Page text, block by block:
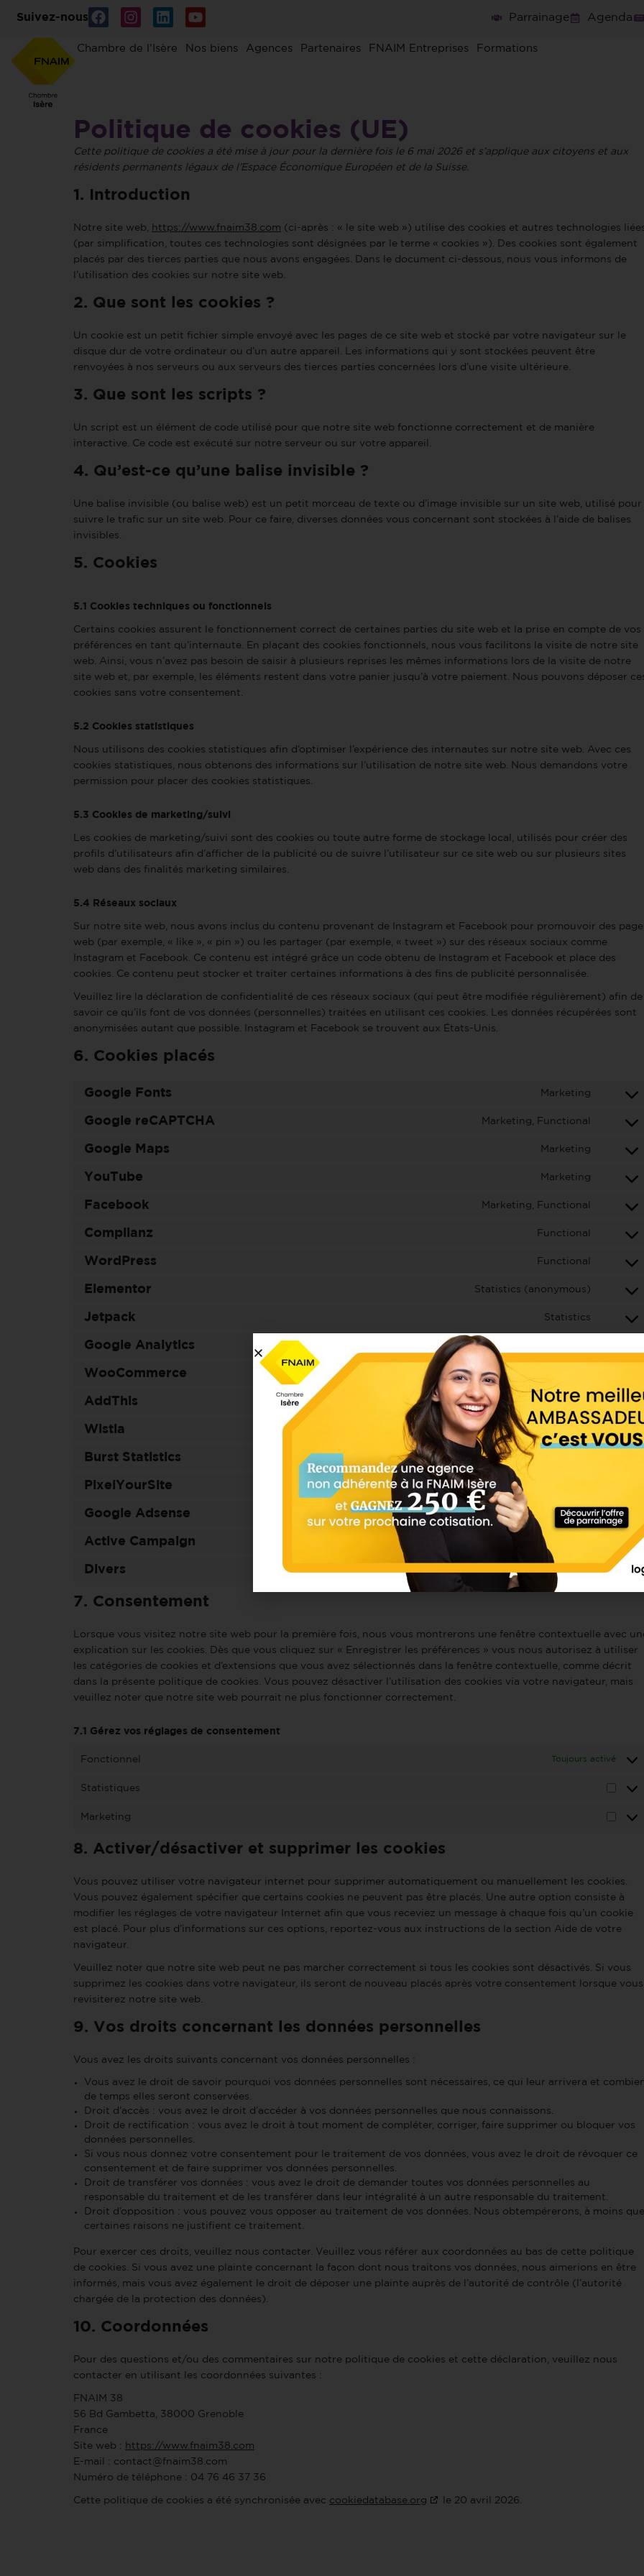
Suivez-nous Parrainage Agenda
Chambre de l’Isère Nos biens Agences Partenaires FNAIM Entreprises Formations
Politique de cookies (UE)
Cette politique de cookies a été mise à jour pour la dernière fois le 6 mai 2026 et s’applique aux citoyens et aux
résidents permanents légaux de l’Espace Économique Européen et de la Suisse.
1. Introduction
Notre site web, https://www.fnaim38.com (ci-après : « le site web ») utilise des cookies et autres technologies
(par simplification, toutes ces technologies sont désignées par le terme « cookies »). Des cookies sont également
placés par des tierces parties que nous avons engagées. Dans le document ci-dessous, nous vous informons de
l’utilisation des cookies sur notre site web.
2. Que sont les cookies ?
Un cookie est un petit fichier simple envoyé avec les pages de ce site web et stocké par votre navigateur sur le
disque dur de votre ordinateur ou d’un autre appareil. Les informations qui y sont stockées peuvent être
renvoyées à nos serveurs ou aux serveurs des tierces parties concernées lors d’une visite ultérieure.
3. Que sont les scripts ?
Un script est un élément de code utilisé pour que notre site web fonctionne correctement et de manière
interactive. Ce code est exécuté sur notre serveur ou sur votre appareil.
4. Qu’est-ce qu’une balise invisible ?
Une balise invisible (ou balise web) est un petit morceau de texte ou d’image invisible sur un site web, utilisé pour
suivre le trafic sur un site web. Pour ce faire, diverses données vous concernant sont stockées à l’aide de balises
invisibles.
5. Cookies
5.1 Cookies techniques ou fonctionnels
Certains cookies assurent le fonctionnement correct de certaines parties du site web et la prise en compte de vos
préférences en tant qu’internaute. En plaçant des cookies fonctionnels, nous vous facilitons la visite de notre site
web. Ainsi, vous n’avez pas besoin de saisir à plusieurs reprises les mêmes informations lors de la visite de notre
site web et, par exemple, les éléments restent dans votre panier jusqu’à votre paiement. Nous pouvons déposer
cookies sans votre consentement.
5.2 Cookies statistiques
Nous utilisons des cookies statistiques afin d’optimiser l’expérience des internautes sur notre site web. Avec ces
cookies statistiques, nous obtenons des informations sur l’utilisation de notre site web. Nous demandons votre
permission pour placer des cookies statistiques.
5.3 Cookies de marketing/suivi
Les cookies de marketing/suivi sont des cookies ou toute autre forme de stockage local, utilisés pour créer des
profils d’utilisateurs afin d’afficher de la publicité ou de suivre l’utilisateur sur ce site web ou sur plusieurs sites
web dans des finalités marketing similaires.
5.4 Réseaux sociaux
Sur notre site web, nous avons inclus du contenu provenant de Instagram et Facebook pour promouvoir des
web (par exemple, « like », « pin ») ou les partager (par exemple, « tweet ») sur des réseaux sociaux comme
Instagram et Facebook. Ce contenu est intégré grâce un code obtenu de Instagram et Facebook et place des
cookies. Ce contenu peut stocker et traiter certaines informations à des fins de publicité personnalisée.
Veuillez lire la déclaration de confidentialité de ces réseaux sociaux (qui peut être modifiée régulièrement) afin de
savoir ce qu’ils font de vos données (personnelles) traitées en utilisant ces cookies. Les données récupérées sont
anonymisées autant que possible. Instagram et Facebook se trouvent aux États-Unis.
6. Cookies placés
Google Fonts Marketing
Google reCAPTCHA Marketing, Functional
Google Maps Marketing
YouTube Marketing
Facebook Marketing, Functional
Complianz Functional
WordPress Functional
Elementor Statistics (anonymous)
Jetpack Statistics
Google Analytics
WooCommerce
AddThis Statistics, Marketing
Wistia Statistics, Marketing
Burst Statistics Statistics (anonymous)
PixelYourSite
Google Adsense Marketing, Statistics
Active Campaign Finalité en attente d’enquête
Divers
7. Consentement
Lorsque vous visitez notre site web pour la première fois, nous vous montrerons une fenêtre contextuelle avec
explication sur les cookies. Dès que vous cliquez sur « Enregistrer les préférences » vous nous autorisez à utiliser
les catégories de cookies et d’extensions que vous avez sélectionnés dans la fenêtre contextuelle, comme décrit
dans la présente politique de cookies. Vous pouvez désactiver l’utilisation des cookies via votre navigateur, mais
veuillez noter que notre site web pourrait ne plus fonctionner correctement.
7.1 Gérez vos réglages de consentement
Fonctionnel Toujours activé
Statistiques
Marketing
8. Activer/désactiver et supprimer les cookies
Vous pouvez utiliser votre navigateur internet pour supprimer automatiquement ou manuellement les cookies.
Vous pouvez également spécifier que certains cookies ne peuvent pas être placés. Une autre option consiste à
modifier les réglages de votre navigateur Internet afin que vous receviez un message à chaque fois qu’un cookie
est placé. Pour plus d’informations sur ces options, reportez-vous aux instructions de la section Aide de votre
navigateur.
Veuillez noter que notre site web peut ne pas marcher correctement si tous les cookies sont désactivés. Si vous
supprimez les cookies dans votre navigateur, ils seront de nouveau placés après votre consentement lorsque vous
revisiterez notre site web.
9. Vos droits concernant les données personnelles
Vous avez les droits suivants concernant vos données personnelles :
Vous avez le droit de savoir pourquoi vos données personnelles sont nécessaires, ce qui leur arrivera et
de temps elles seront conservées.
Droit d’accès : vous avez le droit d’accéder à vos données personnelles que nous connaissons.
Droit de rectification : vous avez le droit à tout moment de compléter, corriger, faire supprimer ou bloquer vos
données personnelles.
Si vous nous donnez votre consentement pour le traitement de vos données, vous avez le droit de révoquer ce
consentement et de faire supprimer vos données personnelles.
Droit de transférer vos données : vous avez le droit de demander toutes vos données personnelles au
responsable du traitement et de les transférer dans leur intégralité à un autre responsable du traitement.
Droit d’opposition : vous pouvez vous opposer au traitement de vos données. Nous obtempérerons, à moins que
certaines raisons ne justifient ce traitement.
Pour exercer ces droits, veuillez nous contacter. Veuillez vous référer aux coordonnées au bas de cette politique
de cookies. Si vous avez une plainte concernant la façon dont nous traitons vos données, nous aimerions en être
informés, mais vous avez également le droit de déposer une plainte auprès de l’autorité de contrôle (l’autorité
chargée de la protection des données).
10. Coordonnées
Pour des questions et/ou des commentaires sur notre politique de cookies et cette déclaration, veuillez nous
contacter en utilisant les coordonnées suivantes :
FNAIM 38
56 Bd Gambetta, 38000 Grenoble
France
Site web :
https://www.fnaim38.com
E-mail : contact@fnaim38.com
Numéro de téléphone : 04 76 46 37 36
Cette politique de cookies a été synchronisée avec cookiedatabase.org le 20 avril 2026.